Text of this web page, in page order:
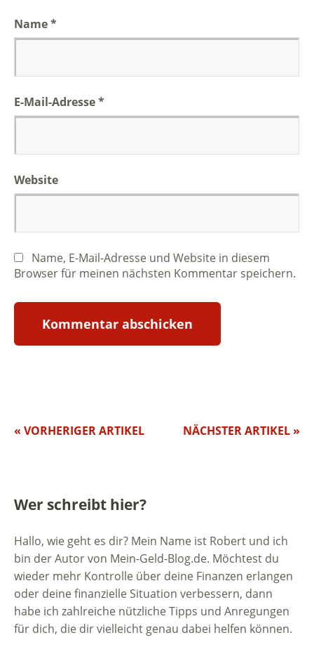
Name*
E-Mail-Adresse*
Website
Name, E-Mail-Adresse und Website in diesem
Browser für meinen nächsten Kommentar speichern.
NÄCHSTER ARTIKEL »
« VORHERIGER ARTIKEL
Wer schreibt hier?
Hallo, wie geht es dir? Mein Name ist Robert und ich
bin der Autor von Mein-Geld-Blog.de. Möchtest du
wieder mehr Kontrolle über deine Finanzen erlangen
oder deine finanzielle Situation verbessern, dann
habe ich zahlreiche nützliche Tipps und Anregungen
für dich, die dir vielleicht genau dabei helfen können.